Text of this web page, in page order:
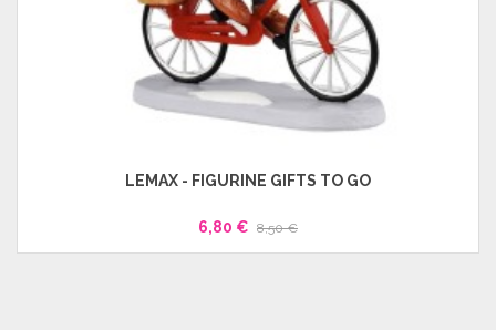
LEMAX - FIGURINE GIFTS TO GO
6,80 € 8,50 €